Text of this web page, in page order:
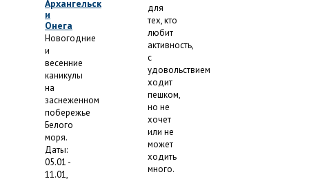
Архангельск
и
Онега
Новогодние
и
весенние
каникулы
на
заснеженном
побережье
Белого
моря.
Даты:
05.01 -
11.01,
для
тех, кто
любит
активность,
с
удовольствием
ходит
пешком,
но не
хочет
или не
может
ходить
много.